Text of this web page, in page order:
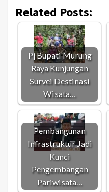
Related Posts:
Pj Bupati Murung
Raya Kunjungan
Survei Destinasi
Wisata…
Pembangunan
Infrastruktur Jadi
Kunci
Pengembangan
Pariwisata…